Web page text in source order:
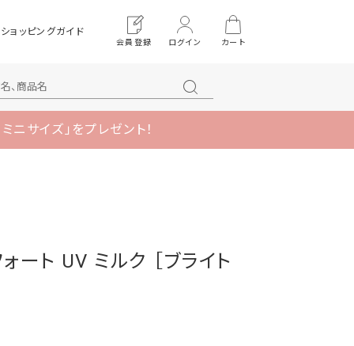
ショッピングガイド
会員登録 ログイン カート
ニサイズ」をプレゼント！
ト UV ミルク ［ブライト